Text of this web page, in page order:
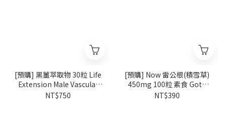
[預購] 黑薑萃取物 30粒 Life
Extension Male Vascular
Sexual Support
NT$750
[預購] Now 雷公根(積雪草)
450mg 100粒 素食 Gotu
Kola
NT$390